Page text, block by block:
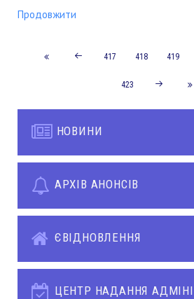
Продовжити
417 418 419
423
НОВИНИ
АРХІВ АНОНСІВ
ЄВІДНОВЛЕННЯ
ЦЕНТР НАДАННЯ